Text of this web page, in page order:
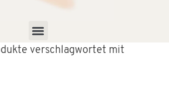
verschlagwortet mit